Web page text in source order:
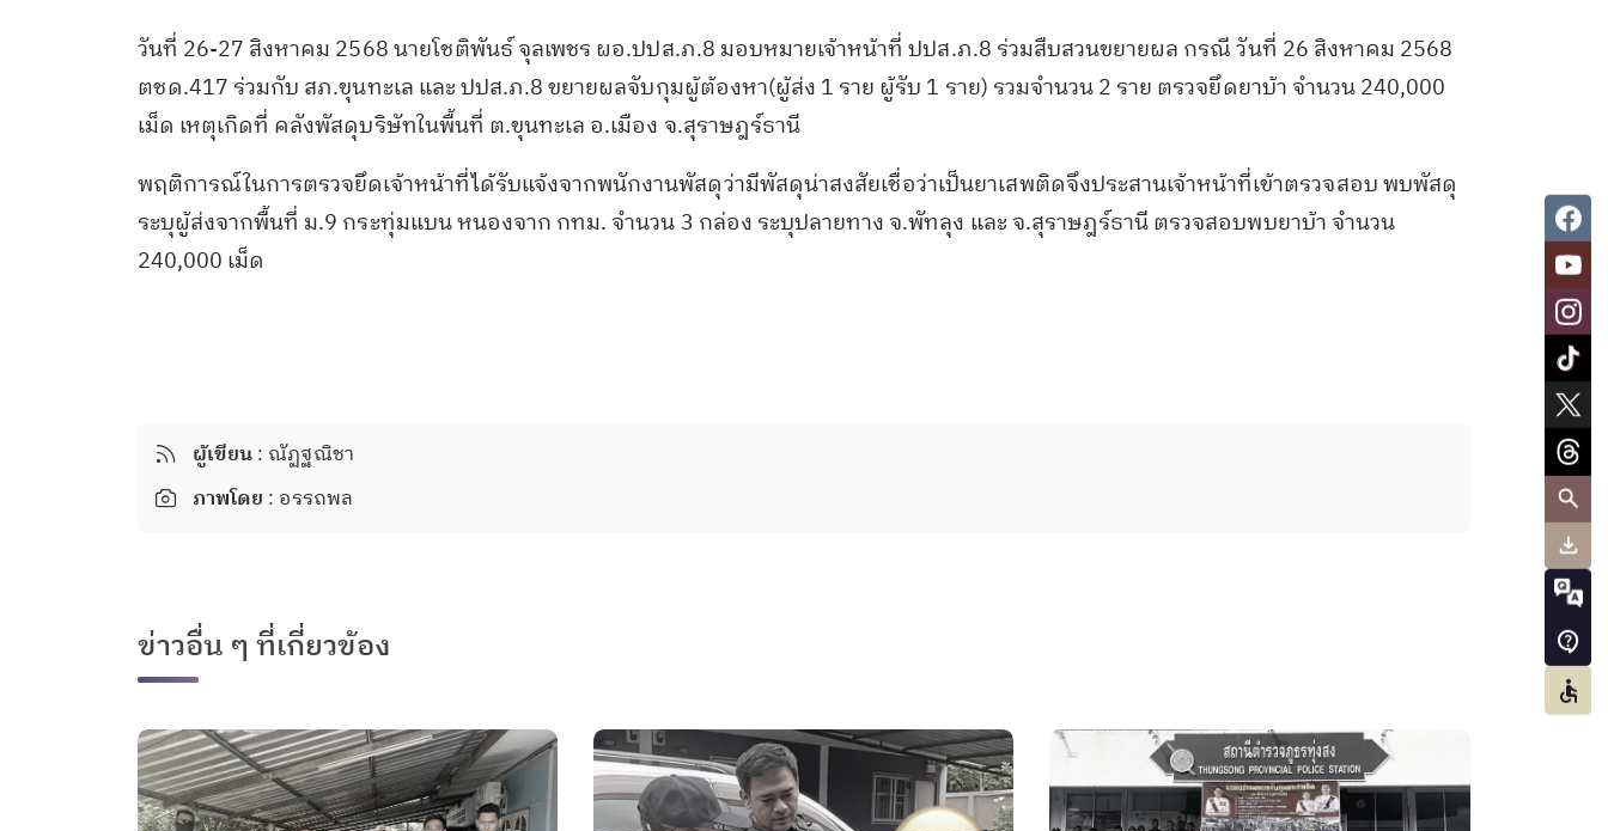
วันที่ 26-27 สิงหาคม 2568 นายโชติพันธ์ จุลเพชร ผอ.ปปส.ภ.8 มอบหมายเจ้าหน้าที่ ปปส.ภ.8 ร่วมสืบสวนขยายผล กรณี วันที่ 26 สิงหาคม 2568
ตชด.417 ร่วมกับ สภ.ขุนทะเล และ ปปส.ภ.8 ขยายผลจับกุมผู้ต้องหา(ผู้ส่ง 1 ราย ผู้รับ 1 ราย) รวมจำนวน 2 ราย ตรวจยึดยาบ้า จำนวน 240,000
เม็ด เหตุเกิดที่ คลังพัสดุบริษัทในพื้นที่ ต.ขุนทะเล อ.เมือง จ.สุราษฎร์ธานี
พฤติการณ์ในการตรวจยึดเจ้าหน้าที่ได้รับแจ้งจากพนักงานพัสดุว่ามีพัสดุน่าสงสัยเชื่อว่าเป็นยาเสพติดจึงประสานเจ้าหน้าที่เข้าตรวจสอบ พบพัสดุ
ระบุผู้ส่งจากพื้นที่ ม.9 กระทุ่มแบน หนองจาก กทม. จำนวน 3 กล่อง ระบุปลายทาง จ.พัทลุง และ จ.สุราษฎร์ธานี ตรวจสอบพบยาบ้า จำนวน
240,000 เม็ด
ผู้เขียน: ณัฏฐณิชา
ภาพโดย : อรรถพล
ข่าวอื่น ๆ ที่เกี่ยวข้อง